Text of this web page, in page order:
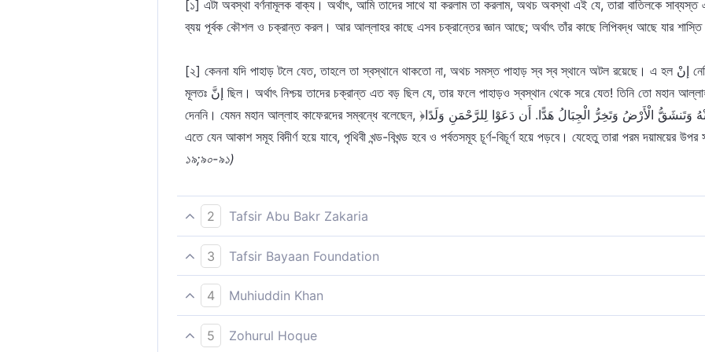
[১] এটা অবস্থা বর্ণনামূলক বাক্য। অর্থাৎ, আমি তাদের সাথে যা করলাম তা করলাম, অথচ অবস্থা এই যে, তারা বাতিলকে সাব্যস্ত
ব্যয় পূর্বক কৌশল ও চক্রান্ত করল। আর আল্লাহর কাছে এসব চক্রান্তের জ্ঞান আছে; অর্থাৎ তাঁর কাছে লিপিবদ্ধ আছে যার শাস্তি
[২] কেননা যদি পাহাড় টলে যেত, তাহলে তা স্বস্থানে থাকতো না, অথচ সমস্ত পাহাড় স্ব স্ব স্থানে অটল রয়েছে। এ হল إنْ নেতিবাচক مَا এর অর্থ। দ্বিতীয় অর্থ إنْ
মূলতঃ إنَّ ছিল। অর্থাৎ নিশ্চয় তাদের চক্রান্ত এত বড় ছিল যে, তার ফলে পাহাড়ও স্বস্থান থেকে সরে যেত! তিনি তো মহান আল্লাহই যিনি তাদের চক্রান্তকে সফল হতে
দেননি। যেমন মহান আল্লাহ কাফেরদের সম্বন্ধে বলেছেন, ﴿تَكَادُ السَّمَاوَاتُ يَتَفَطَّرْنَ مِنْهُ وَتَنشَقُّ الْأَرْضُ وَتَخِرُّ الْجِبَالُ هَدًّا. أَن دَعَوْا لِلرَّحْمَنِ وَلَدًا﴾ অর্থাৎ,
এতে যেন আকাশ সমূহ বিদীর্ণ হয়ে যাবে, পৃথিবী খন্ড-বিখন্ড হবে ও পর্বতসমূহ চূর্ণ-বিচূর্ণ হয়ে পড়বে। যেহেতু তারা পরম দয়াময়ের
১৯;৯০-৯১)
2 Tafsir Abu Bakr Zakaria
আর তারা ভীষণ চক্রান্ত করেছিল, কিন্তু তাদের চক্রান্ত আল্লাহ্‌র কাছে রক্ষিত হয়েছে [১], তবে তাদের চক্রান্ত এমন ছিল না যে,
[১] অর্থাৎ তিনি তাদের যাবতীয় চক্রান্ত বেষ্টন করে আছেন। তিনি সেগুলোকে পুনরায় তাদের দিকে তাক করে দিয়েছেন। আবার তিনি
[২] অধিকাংশ তাফসীরবিদ (وَاِنْ كَانَ مَكْرُهُمْ) বাক্যের (اِنْ) শব্দটি নেতিবাচক অব্যয় সাব্যস্ত করে অর্থ করেছেন যে, তারা যদিও অনেক কূটকৌশল ও চালবাজি করেছে,
3 Tafsir Bayaan Foundation
আর তারা তাদের ষড়যন্ত্র করেছিল, আর আল্লাহর কাছেই তাদের ষড়যন্ত্র, যদিও তাদের ষড়যন্ত্র এমন ছিল যা দ্বারা পাহাড় অপসারিত
4 Muhiuddin Khan
তারা নিজেদের মধ্যে ভীষণ চক্রান্ত করে নিয়েছে এবং আল্লাহর সামনে রক্ষিত আছে তাদের কু-চক্রান্ত। তাদের কুটকৌশল পাহাড়
5 Zohurul Hoque